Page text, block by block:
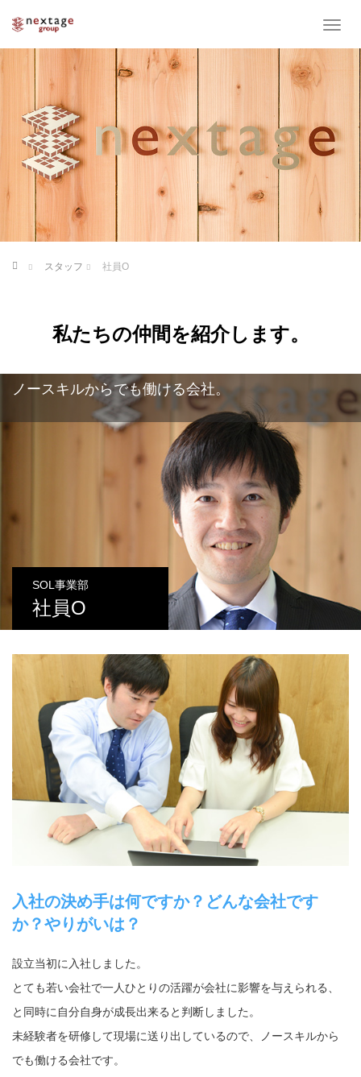
T
n
a
v
ホーム スタッフ 社員O
私たちの仲間を紹介します。
ノースキルからでも働ける会社。
SOL事業部
社員O
入社の決め手は何ですか？どんな会社です
か？やりがいは？
設立当初に入社しました。
とても若い会社で一人ひとりの活躍が会社に影響を与えられる、
と同時に自分自身が成長出来ると判断しました。
未経験者を研修して現場に送り出しているので、ノースキルから
でも働ける会社です。